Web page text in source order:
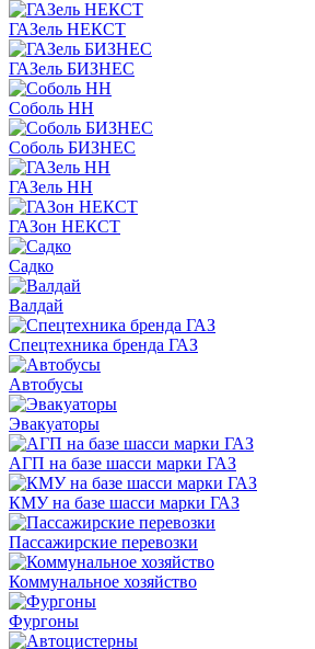
ГАЗель НЕКСТ
ГАЗель БИЗНЕС
Соболь НН
Соболь БИЗНЕС
ГАЗель НН
ГАЗон НЕКСТ
Садко
Валдай
Спецтехника бренда ГАЗ
Автобусы
Эвакуаторы
АГП на базе шасси марки ГАЗ
КМУ на базе шасси марки ГАЗ
Пассажирские перевозки
Коммунальное хозяйство
Фургоны